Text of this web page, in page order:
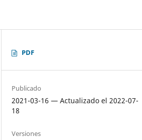
PDF
Publicado
2021-03-16 — Actualizado el 2022-07-
18
Versiones